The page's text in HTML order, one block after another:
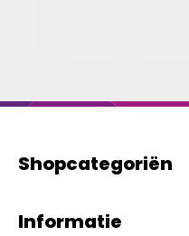
Shopcategoriën
Informatie